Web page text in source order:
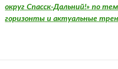
округ Спасск-Дальний!» по
горизонты и актуальные